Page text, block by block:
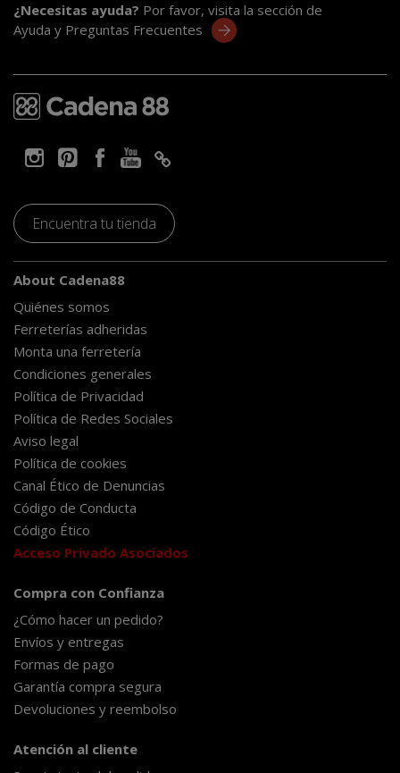
¿Necesitas ayuda? Por favor, visita la sección de
Ayuda y Preguntas Frecuentes
Encuentra tu tienda
About Cadena88
Quiénes somos
Ferreterías adheridas
Monta una ferretería
Condiciones generales
Política de Privacidad
Política de Redes Sociales
Aviso legal
Política de cookies
Canal Ético de Denuncias
Código de Conducta
Código Ético
Acceso Privado Asociados
Compra con Confianza
¿Cómo hacer un pedido?
Envíos y entregas
Formas de pago
Garantía compra segura
Devoluciones y reembolso
Atención al cliente